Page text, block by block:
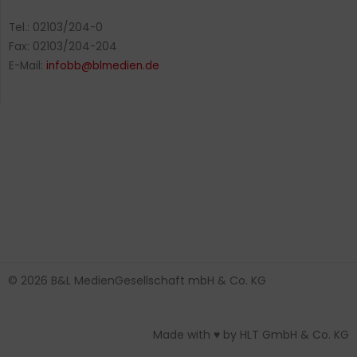
Tel.: 02103/204-0
Fax: 02103/204-204
E-Mail: infobb@blmedien.de
© 2026 B&L MedienGesellschaft mbH & Co. KG
Made with ♥ by HLT GmbH & Co. KG